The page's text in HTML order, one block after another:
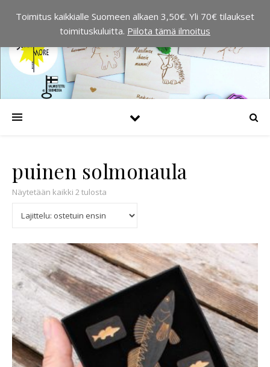
puinen solmonaula
Näytetään kaikki 2 tulosta
Toimitus kaikkialle Suomeen alkaen 3,50€. Yli 70€ tilaukset
toimituskuluitta. Piilota tämä ilmoitus